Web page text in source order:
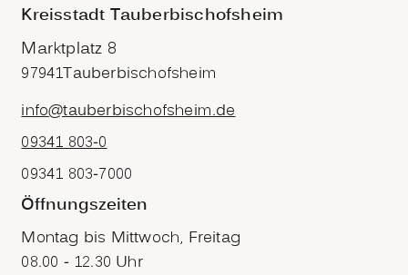
Kreisstadt Tauberbischofsheim
Marktplatz 8
97941Tauberbischofsheim
info@tauberbischofsheim.de
09341 803-0
09341 803-7000
Öffnungszeiten
Montag bis Mittwoch, Freitag
08.00 - 12.30 Uhr